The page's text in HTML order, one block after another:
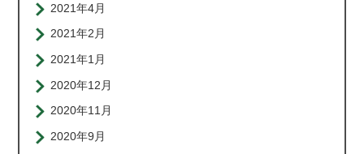
2021年4月
2021年2月
2021年1月
2020年12月
2020年11月
2020年9月